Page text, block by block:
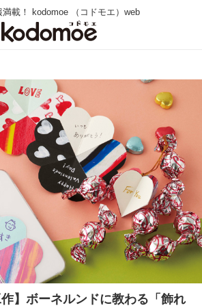
満載！ kodomoe （コドモエ）web
作】ボーネルンドに教わる「飾れ